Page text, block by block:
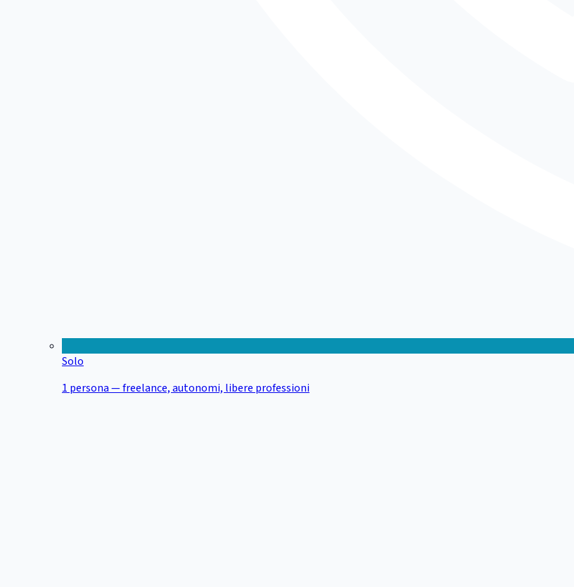
Solo
1 persona — freelance, autonomi, libere professioni